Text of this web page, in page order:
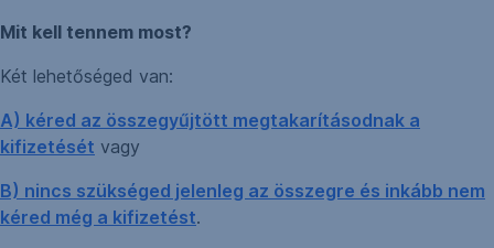
Mit kell tennem most?
Két lehetőséged van:
A) kéred az összegyűjtött megtakarításodnak a
kifizetését vagy
B) nincs szükséged jelenleg az összegre és inkább nem
kéred még a kifizetést.